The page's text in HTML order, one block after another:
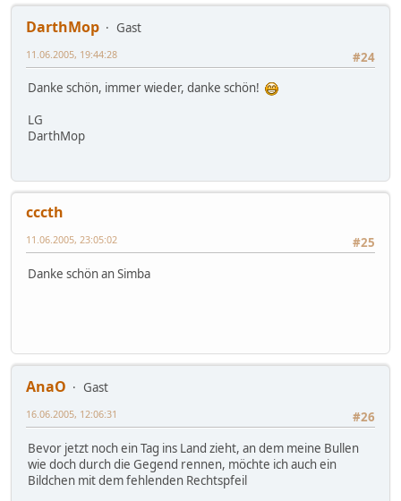
DarthMop
Gast
#24
11.06.2005, 19:44:28
Danke schön, immer wieder, danke schön!
LG
DarthMop
cccth
#25
11.06.2005, 23:05:02
Danke schön an Simba
AnaO
Gast
#26
16.06.2005, 12:06:31
Bevor jetzt noch ein Tag ins Land zieht, an dem meine Bullen
wie doch durch die Gegend rennen, möchte ich auch ein
Bildchen mit dem fehlenden Rechtspfeil